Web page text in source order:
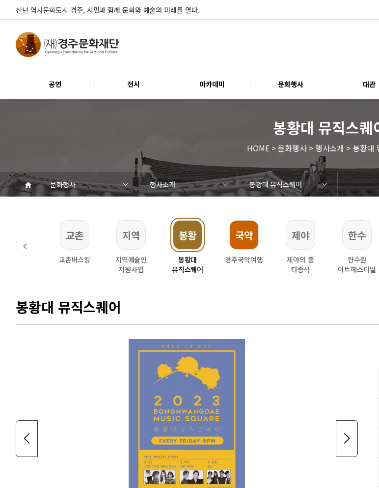
천년 역사문화도시 경주, 시민과 함께 문화와 예술의 미래를 열다.
공연 전시 아카데미 문화행사 대관
봉황대 뮤직스퀘
HOME > 문화행사 > 행사소개 > 봉황대
문화행사 행사소개
봉황대 뮤직스퀘어
공연
공연일정
객석안내 화랑홀 화랑홀 2층
화랑홀 3층
원화홀
티켓안내 티켓안내 티켓예매
티켓수령
할인규정
취소·환불규정
문화나눔티켓
공연예절·서비스 공연장 관람예절
공연장 편의서비스
전시 전시일정 현재전시
예정전시
지난전시
전시연계교육신청
알천미술관소장품
전시예절·서비스 미술관 관람예절
미술관 편의서비스
아카데미 교육일정
문화행사 행사일정
행사소개 경주 대릉원돌담길 축제
국제경주역사문화포럼
금속공예관
경주 e스포츠 페스티벌
돗자리피크닉
국제경주역사문화포럼
교촌문화공연 신라오기
신라문화제
국제뮤직페스티벌
경주문화관1918
교촌버스킹
지역예술인 지원사업
봉황대 뮤직스퀘어
경주국악여행
제야의 종 타종식
한수원아트페스티벌
한복문화주간
동아시아 문화도시
MyK FESTA in 경주
경주시 관광기념품 공모전
뉴스
갤러리
대관 대관공고·절차 경주예술의전당
경주문화관1918
대관운영조례 운영조례 경주예술의
운영규칙 공연장 및
알천미술관
경주문화
사용료 경주예술의
경주문화
대관신청 경주예술의전당
경주문화관1918
시설소개 경주예술의전당 시설소개
공연장 화랑홀
원화홀
알천미술관
기타시설
경주문화관1918
시립예술단 시립극단 시립극단
단원현황
시립합창단 시립합창단
단원현황
시립신라고취대 시립신라고
단원현황
연간일정
열린마당 공지사항 공지사항
입찰정보
채용정보
자료실 홍보·보도자료
서식·매뉴얼
웹진
Q&A FAQ 가입 및 정
공연
전시
아카데미
대관
기타
질문과답변
우수고객 회원안내 · 혜택
우수고객
경주문화재단 인사말
재단소개 비전전략
사업안내
연혁
재단CI
조직도
ESG 윤리·경영 ESG경영 선언문
인권경영선언문
임직원행동강령
문화서비스윤리헌장
통합신고센터
경영공시 경영목표 예산서 운영계획
결산서
임원 및 운영인력 현황 인건비
경영실적
외부기관 감사
기타공시
계약현황
기부금현황
업무추진비 복리후생비 내역
오시는길 경주예술의전당
경주문화관1918
신라금속공예관
교촌
교촌버스킹
지역
지역예술인
지원사업
봉황
봉황대
뮤직스퀘어
국악
경주국악여행
제야
제야의 종
타종식
한수
한수원
아트페스티벌
봉황대 뮤직스퀘어